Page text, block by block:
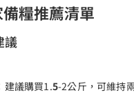
糧推薦清單
議
建議購買1.5-2公斤，可維持